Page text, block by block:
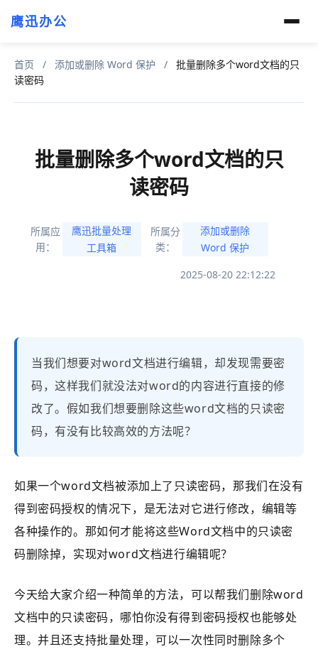
鹰迅办公
首页 / 添加或删除 Word 保护 /
批量删除多个word文档的只
读密码
批量删除多个word文档的只
读密码
所属应
用：
鹰迅批量处理
工具箱
所属分
类：
添加或删除
Word 保护
2025-08-20 22:12:22
当我们想要对word文档进行编辑，却发现需要密
码，这样我们就没法对word的内容进行直接的修
改了。假如我们想要删除这些word文档的只读密
码，有没有比较高效的方法呢？
如果一个word文档被添加上了只读密码，那我们在没有
得到密码授权的情况下，是无法对它进行修改，编辑等
各种操作的。那如何才能将这些Word文档中的只读密
码删除掉，实现对word文档进行编辑呢？
今天给大家介绍一种简单的方法，可以帮我们删除word
文档中的只读密码，哪怕你没有得到密码授权也能够处
理。并且还支持批量处理，可以一次性同时删除多个